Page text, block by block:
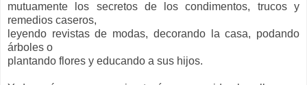
mutuamente los secretos de los condimentos, trucos y
remedios caseros,
leyendo revistas de modas, decorando la casa, podando
árboles o
plantando flores y educando a sus hijos.